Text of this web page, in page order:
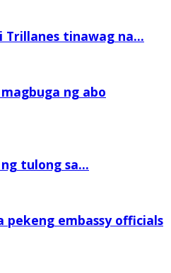
Trillanes tinawag na...
ng abo
tulong sa...
pekeng embassy officials